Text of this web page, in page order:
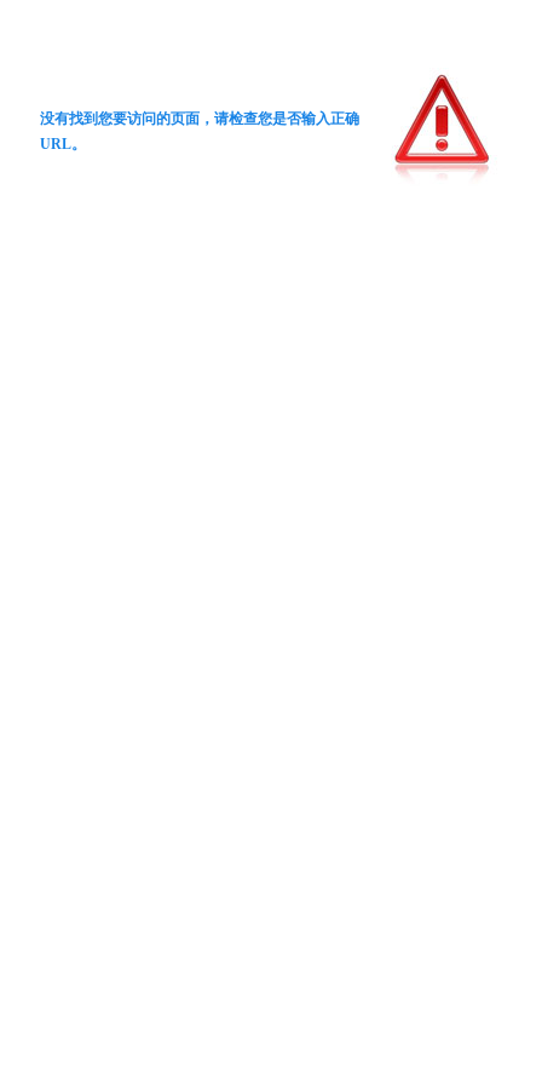
没有找到您要访问的页面，请检查您是否输入正确
URL。